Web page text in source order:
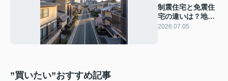
制震住宅と免震住
宅の違いは？地震
に強い家選びの比
2026.07.05
”買いたい”おすすめ記事